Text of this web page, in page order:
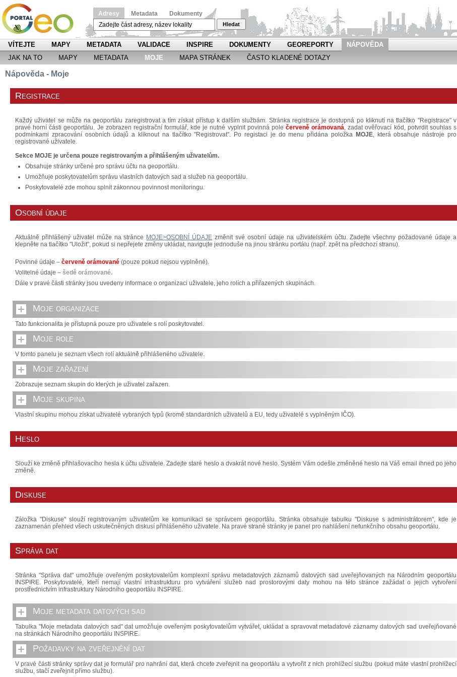
Adresy Metadata Dokumenty
Hledat
VÍTEJTE MAPY METADATA VALIDACE INSPIRE DOKUMENTY GEOREPORTY
NÁPOVĚDA
JAK NA TO
MAPY METADATA MOJE MAPA STRÁNEK ČASTO KLADENÉ DOTAZY
Nápověda - Moje
Registrace
Každý uživatel se může na geoportálu zaregistrovat a tím získat přístup k dalším službám. Stránka registrace je dostupná po kliknutí na tlačítko "Registrace" v
pravé horní části geoportálu. Je zobrazen registrační formulář, kde je nutné vyplnit povinná pole červeně orámovaná, zadat ověřovací kód, potvrdit souhlas s
podmínkami zpracování osobních údajů a kliknout na tlačítko "Registrovat". Po registaci je do menu přidána položka MOJE, která obsahuje nástroje pro
registrované uživatele.
Sekce MOJE je určena pouze registrovaným a přihlášeným uživatelům.
Obsahuje stránky určené pro správu účtu na geoportálu.
Umožňuje poskytovatelům správu vlastních datových sad a služeb na geoportálu.
Poskytovatelé zde mohou splnit zákonnou povinnost monitoringu.
Osobní údaje
Aktuálně přihlášený uživatel může na stránce MOJE>OSOBNÍ ÚDAJE změnit své osobní údaje na uživatelském účtu. Zadejte všechny požadované údaje a
klepněte na tlačítko "Uložit", pokud si nepřejete změny ukládat, navigujte jednoduše na jinou stránku portálu (např. zpět na předchozí stranu).
Povinné údaje – červeně orámované (pouze pokud nejsou vyplněné).
Volitelné údaje – šedě orámované.
Dále v pravé části stránky jsou uvedeny informace o organizaci uživatele, jeho rolích a přiřazených skupinách.
Moje organizace
Tato funkcionalita je přístupná pouze pro uživatele s rolí poskytovatel.
Moje role
V tomto panelu je seznam všech rolí aktuálně přihlášeného uživatele.
Moje zařazení
Zobrazuje seznam skupin do kterých je uživatel zařazen.
Moje skupina
Vlastní skupinu mohou získat uživatelé vybraných typů (kromě standardních uživatelů a EU, tedy uživatelé s vyplněným IČO).
Heslo
Slouží ke změně přihlašovacího hesla k účtu uživatele. Zadejte staré heslo a dvakrát nové heslo. Systém Vám odešle změněné heslo na Váš email ihned po jeho
změně.
Diskuse
Záložka "Diskuse" slouží registrovaným uživatelům ke komunikaci se správcem geoportálu. Stránka obsahuje tabulku "Diskuse s administrátorem", kde je
zaznamenán přehled všech uskutečněných diskusí přihlášeného uživatele. Na pravé straně stránky je panel pro nahlášení nefunkčního obsahu geoportálu.
Správa dat
Stránka "Správa dat" umožňuje oveřeným poskytovatelům komplexní správu metadatových záznamů datových sad uveřejňovaných na Národním geoportálu
INSPIRE. Poskytovatelé, kteří nemají vlastní infrastrukturu pro vytváření služeb nad prostorovými daty mohou na této stránce zažádat o jejich vytvoření
prostřednictvím infrastruktury Národního geoportálu INSPIRE.
Moje metadata datových sad
Tabulka "Moje metadata datových sad" dat umožňuje oveřeným poskytovatelům vytvářet, ukládat a spravovat metadatové záznamy datových sad uveřejňované
na stránkách Národního geoportálu INSPIRE.
Požadavky na zveřejnění dat
V pravé části stránky správy dat je formulář pro nahrání dat, která chcete zveřejnit na geoportálu a vytvořit z nich prohlížecí službu (pokud máte vlastní prohlížecí
službu, stačí zveřejnit přímo službu).